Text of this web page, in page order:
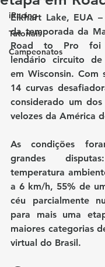
iRacing
Tutoriais
Campeonatos
Elkhart Lake, EUA
da temporada da
Road to Pro foi
lendário circuito de
em Wisconsin. Com
14 curvas
considerado um
velozes da América
As condições
grandes
temperatura
a 6 km/h, 55% de
céu parcialmente
para mais uma
maiores categorias
virtual do Brasil.